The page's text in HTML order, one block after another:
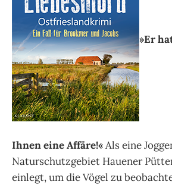
»Er
Ihnen eine Affäre!«Als eine
Naturschutzgebiet Hauener
einlegt, um die Vögel zu